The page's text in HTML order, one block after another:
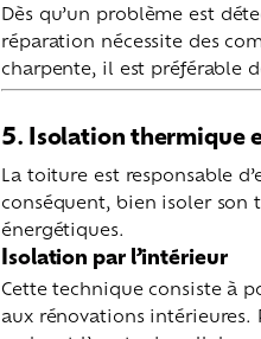
Dès qu’un problème est
réparation nécessite des
charpente, il est préférable
5. Isolation thermique
La toiture est responsable
conséquent, bien isoler son
énergétiques.
Isolation par l’intérieur
Cette technique consiste à
aux rénovations